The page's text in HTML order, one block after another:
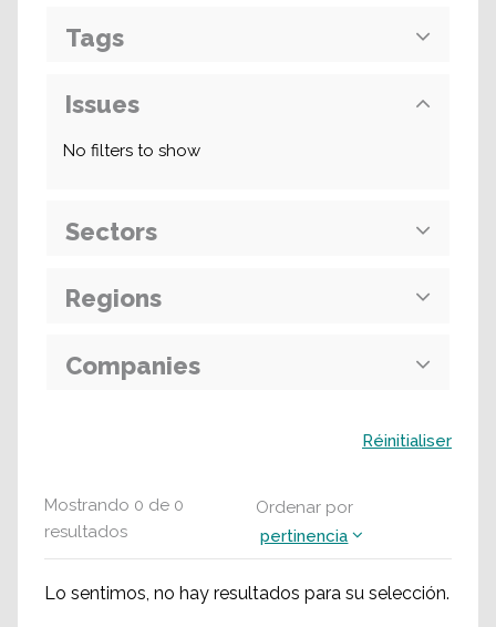
Mostrando 0 de 0
resultados
Ordenar por
pertinencia
Lo sentimos, no hay resultados para su selección.
Tags
Issues
No filters to show
Sectors
Regions
Companies
Réinitialiser